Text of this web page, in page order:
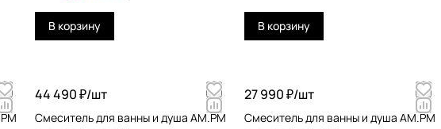
В корзину В корзину
44 490 ₽/шт
Смеситель для ванны и душа AM.PM
27 990 ₽/шт
Смеситель для ванны и душа AM.PM